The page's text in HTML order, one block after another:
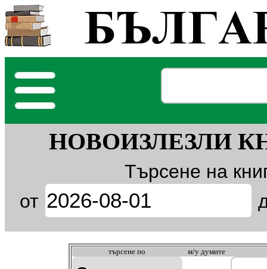
НОВОИЗЛЕЗЛИ
Търсене на
от
търсeне по м/у думите